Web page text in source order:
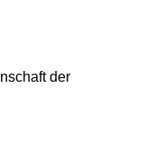
der